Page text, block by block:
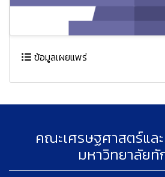
ข้อมูลเผยแพร่
คณะเศรษฐศาสตร์แล
มหาวิทยาลัย